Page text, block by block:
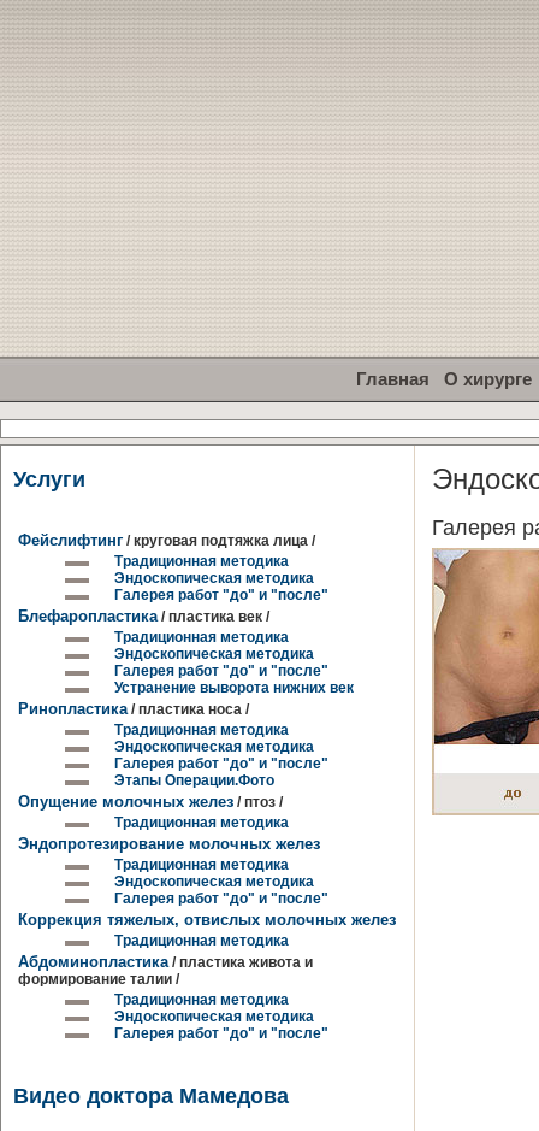
Главная О хирурге
Услуги
Фейслифтинг / круговая подтяжка лица /
Традиционная методика
Эндоскопическая методика
Галерея работ "до" и "после"
Блефаропластика / пластика век /
Традиционная методика
Эндоскопическая методика
Галерея работ "до" и "после"
Устранение выворота нижних век
Ринопластика / пластика носа /
Традиционная методика
Эндоскопическая методика
Галерея работ "до" и "после"
Этапы Операции.Фото
Опущение молочных желез / птоз /
Традиционная методика
Эндопротезирование молочных желез
Традиционная методика
Эндоскопическая методика
Галерея работ "до" и "после"
Коррекция тяжелых, отвислых молочных желез
Традиционная методика
Абдоминопластика / пластика живота и
формирование талии /
Традиционная методика
Эндоскопическая методика
Галерея работ "до" и "после"
Видео доктора Мамедова
Галерея